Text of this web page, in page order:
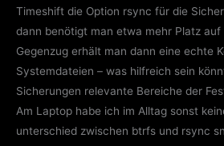
Timeshift die Option rsync für die
dann benötigt man etwa mehr Platz auf
Gegenzug erhält man dann eine echte
Systemdateien – was hilfreich sein
Sicherungen relevante Bereiche der
Am Laptop habe ich im Alltag sonst
unterschied zwischen btrfs und rsync